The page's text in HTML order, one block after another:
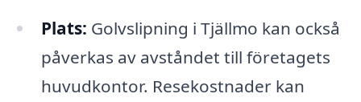
Plats: Golvslipning i Tjällmo kan också
påverkas av avståndet till företagets
huvudkontor. Resekostnader kan